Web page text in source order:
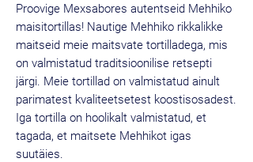
Proovige Mexsabores autentseid Mehhiko
maisitortillas! Nautige Mehhiko rikkalikke
maitseid meie maitsvate tortilladega, mis
on valmistatud traditsioonilise retsepti
järgi. Meie tortillad on valmistatud ainult
parimatest kvaliteetsetest koostisosadest.
Iga tortilla on hoolikalt valmistatud, et
tagada, et maitsete Mehhikot igas
suutäies.